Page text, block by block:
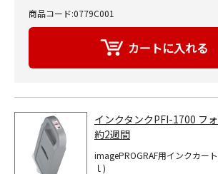
商品コード:0779C001
インクタンクPFI-1700 フ
約2週間
imagePROGRAF用インクカー
ｌ)